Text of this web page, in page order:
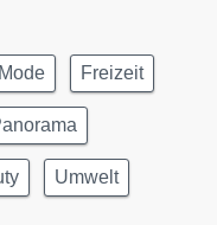
Mode Freizeit
Umwelt